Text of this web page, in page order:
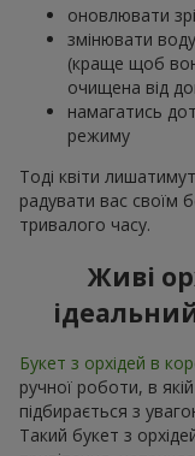
оновлювати
змінювати
(краще щоб
очищена від
намагатись
режиму
Тоді квіти
радувати вас своїм
тривалого часу.
Живі
Букет з орхідей в
ручної роботи, в
підбирається з
Такий букет з